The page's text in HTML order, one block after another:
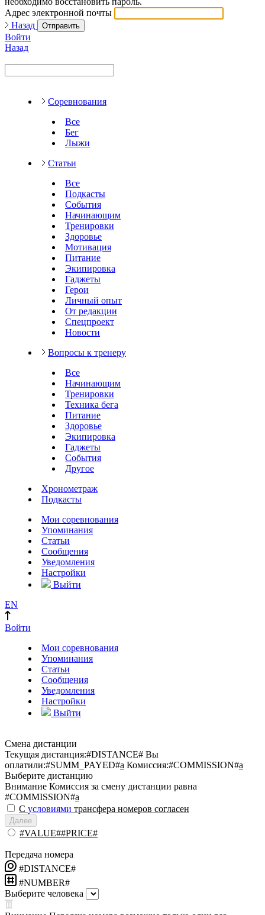
Адрес электронной почты
Назад
Отправить
Войти
Назад
Соревнования
Все
Бег
Лыжи
Статьи
Все
Подкасты
События
Начинающим
Тренировки
Здоровье
Мотивация
Питание
Экипировка
Гаджеты
Герои
Личный опыт
От редакции
Спецпроект
Новости
Вопросы к тренеру
Все
Начинающим
Тренировки
Техника бега
Питание
Здоровье
Экипировка
Гаджеты
События
Другое
Хронометраж
Подкасты
Мои соревнования
Упоминания
Статьи
Сообщения
Уведомления
Настройки
Выйти
EN
Войти
Мои соревнования
Упоминания
Статьи
Сообщения
Уведомления
Настройки
Выйти
Смена дистанции
Текущая дистанция:#DISTANCE# Вы
оплатили:#SUMM_PAYED#a Комиссия:#COMMISSION#a
Выберите дистанцию
Внимание Комиссия за смену дистанции равна
#COMMISSION#a
С условиями трансфера номеров согласен
Далее
#VALUE##PRICE#
Передача номера
#DISTANCE#
#NUMBER#
Выберите человека